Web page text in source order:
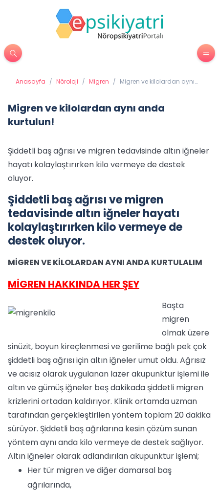
Anasayfa / Nöroloji / Migren / Migren ve kilolardan aynı
Migren ve kilolardan aynı anda
kurtulun!
Şiddetli baş ağrısı ve migren tedavisinde altın iğneler
hayatı kolaylaştırırken kilo vermeye de destek
oluyor.
Şiddetli baş ağrısı ve migren
tedavisinde altın iğneler hayatı
kolaylaştırırken kilo vermeye de
destek oluyor.
MİGREN VE KİLOLARDAN AYNI ANDA KURTULALIM
MİGREN HAKKINDA HER ŞEY
Başta
migren
olmak üzere
sinüzit, boyun kireçlenmesi ve gerilime bağlı pek çok
şiddetli baş ağrısı için altın iğneler umut oldu. Ağrısız
ve acısız olarak uygulanan lazer akupunktur işlemi ile
altın ve gümüş iğneler beş dakikada şiddetli migren
krizlerini ortadan kaldırıyor. Klinik ortamda uzman
tarafından gerçekleştirilen yöntem toplam 20 dakika
sürüyor. Şiddetli baş ağrılarına kesin çözüm sunan
yöntem aynı anda kilo vermeye de destek sağlıyor.
Altın iğneler olarak adlandırılan akupunktur işlemi;
Her tür migren ve diğer damarsal baş
ağrılarında,